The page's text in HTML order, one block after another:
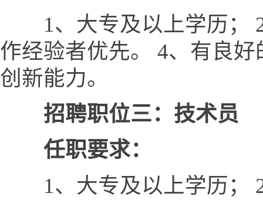
1、大专及以上学历； 2
作经验者优先。 4、有良
创新能力。
招聘职位三：技术员
任职要求：
1、大专及以上学历； 2